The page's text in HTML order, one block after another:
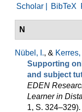
Scholar |
BibTeX
N
Nübel, I., & Kerres,
Supporting
and subject
EDEN
Learner in
1, S.